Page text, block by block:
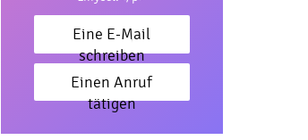
Eine E-Mail
schreiben
Einen Anruf
tätigen